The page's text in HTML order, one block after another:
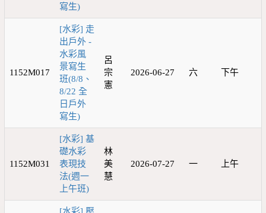
寫生)
1152M017
[水彩] 走
出戶外 -
水彩風
景寫生
班(8/8、
8/22 全
日戶外
寫生)
呂
宗
憲
2026-06-27 六 下午
1152M031
[水彩] 基
礎水彩
表現技
法(週一
上午班)
林
美
慧
2026-07-27 一 上午